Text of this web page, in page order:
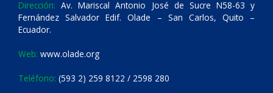
Dirección: Av. Mariscal Antonio José de Sucre N58-63 y
Fernández Salvador Edif. Olade – San Carlos, Quito –
Ecuador.
Web: www.olade.org
Teléfono: (593 2) 259 8122 / 2598 280